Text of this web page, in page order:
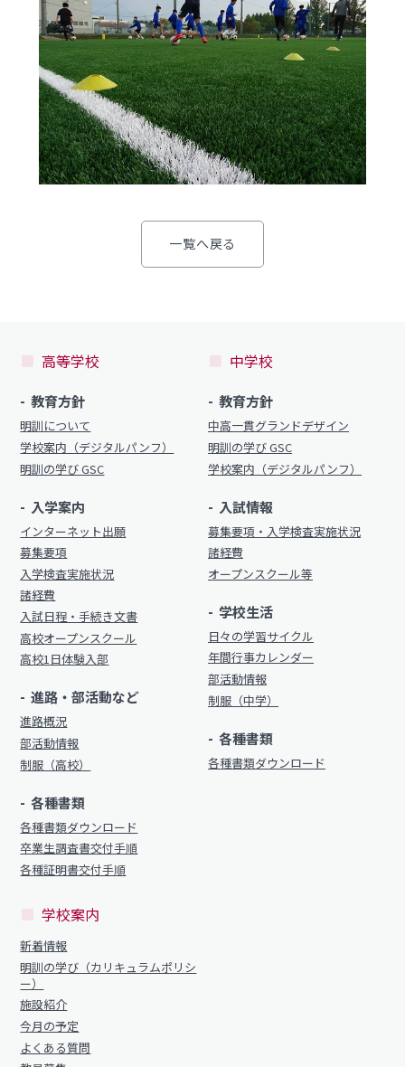
お問い合わせ サイトマップ
プライバシーポリシー
明訓同窓会
動画ライブラリー
MEIKUNサポート（ご支援のお願い）
明訓チャンネル
一覧へ戻る
高等学校
教育方針
明訓について
学校案内（デジタルパンフ）
明訓の学び GSC
入学案内
インターネット出願
募集要項
入学検査実施状況
諸経費
入試日程・手続き文書
高校オープンスクール
高校1日体験入部
進路・部活動など
進路概況
部活動情報
制服（高校）
各種書類
各種書類ダウンロード
卒業生調査書交付手順
各種証明書交付手順
中学校
教育方針
中高一貫グランドデザイン
明訓の学び GSC
学校案内（デジタルパンフ）
入試情報
募集要項・入学検査実施状況
諸経費
オープンスクール等
学校生活
日々の学習サイクル
年間行事カレンダー
部活動情報
制服（中学）
各種書類
各種書類ダウンロード
学校案内
新着情報
明訓の学び（カリキュラムポリシ
ー）
施設紹介
今月の予定
よくある質問